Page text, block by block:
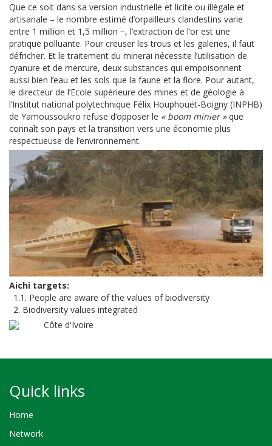
Que ce soit dans sa version industrielle et licite ou illégale et
artisanale – le nombre estimé d’orpailleurs clandestins varie
entre 1 million et 1,5 million −, l’extraction de l’or est une
pratique polluante. Pour creuser les trous et les galeries, il faut
défricher. Et le traitement du minerai nécessite l’utilisation de
cyanure et de mercure, deux substances qui empoisonnent
aussi bien l’eau et les sols que la faune et la flore. Pour autant,
le directeur de l’Ecole supérieure des mines et de géologie à
l’Institut national polytechnique Félix Houphouët-Boigny (INPHB)
de Yamoussoukro refuse d’opposer le « boom minier »que
connaît son pays et la transition vers une économie plus
respectueuse de l’environnement.
Aichi targets
1.1. People are aware of the values of biodiversity
2. Biodiversity values integrated
Côte d'Ivoire
Quick links
Home
Network